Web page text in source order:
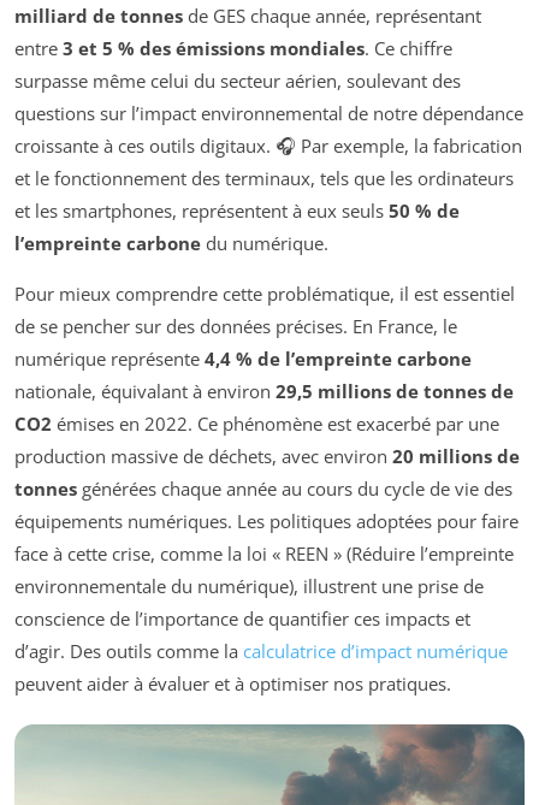
milliard de tonnes de GES chaque année, représentant
entre 3 et 5 % des émissions mondiales. Ce chiffre
surpasse même celui du secteur aérien, soulevant des
questions sur l’impact environnemental de notre dépendance
croissante à ces outils digitaux. 🎧 Par exemple, la fabrication
et le fonctionnement des terminaux, tels que les ordinateurs
et les smartphones, représentent à eux seuls 50 % de
l’empreinte carbone du numérique.
Pour mieux comprendre cette problématique, il est essentiel
de se pencher sur des données précises. En France, le
numérique représente 4,4 % de l’empreinte carbone
nationale, équivalant à environ 29,5 millions de tonnes de
CO2 émises en 2022. Ce phénomène est exacerbé par une
production massive de déchets, avec environ 20 millions de
tonnes générées chaque année au cours du cycle de vie des
équipements numériques. Les politiques adoptées pour faire
face à cette crise, comme la loi « REEN » (Réduire l’empreinte
environnementale du numérique), illustrent une prise de
conscience de l’importance de quantifier ces impacts et
d’agir. Des outils comme la calculatrice d’impact numérique
peuvent aider à évaluer et à optimiser nos pratiques.